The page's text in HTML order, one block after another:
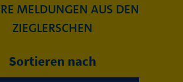
MELDUNGEN AUS DEN
ZIEGLERSCHEN
Sortieren nach